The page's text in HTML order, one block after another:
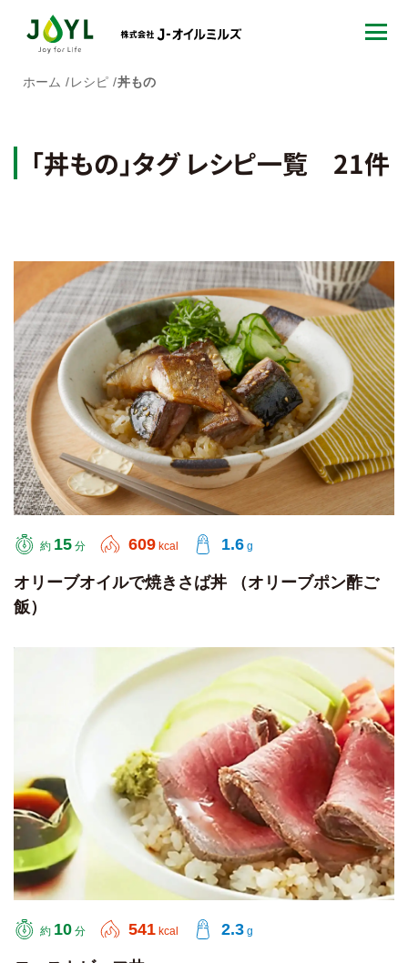
ホーム レシピ 丼もの
「丼もの」タグ レシピ一覧 21件
約 15 分 609 kcal 1.6 g
オリーブオイルで焼きさば丼 （オリーブポン酢ご
飯）
約 10 分 541 kcal 2.3 g